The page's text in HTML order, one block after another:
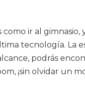
ir al
tecnología. La
podrás
¡sin olvidar un